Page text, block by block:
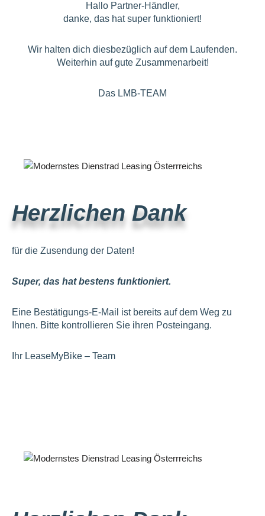
Hallo Partner-Händler,
danke, das hat super funktioniert!
Wir halten dich diesbezüglich auf dem Laufenden.
Weiterhin auf gute Zusammenarbeit!
Das LMB-TEAM
Herzlichen Dank
für die Zusendung der Daten!
Super, das hat bestens funktioniert.
Eine Bestätigungs-E-Mail ist bereits auf dem Weg zu
Ihnen. Bitte kontrollieren Sie ihren Posteingang.
Ihr LeaseMyBike – Team